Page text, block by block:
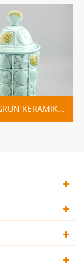
KÜSTENGRÜN KERAMIKKANISTER HOME DECO